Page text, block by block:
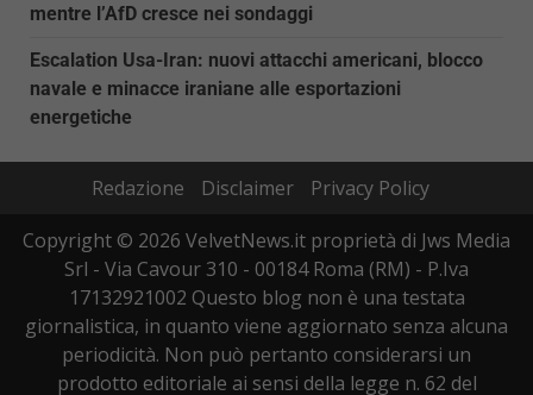
mentre l’AfD cresce nei sondaggi
Escalation Usa-Iran: nuovi attacchi americani, blocco
navale e minacce iraniane alle esportazioni
energetiche
Redazione Disclaimer
Privacy Policy
Copyright © 2026 VelvetNews.it proprietà di Jws Media
Srl - Via Cavour 310 - 00184 Roma (RM) - P.Iva
17132921002 Questo blog non è una testata
giornalistica, in quanto viene aggiornato senza alcuna
periodicità. Non può pertanto considerarsi un
prodotto editoriale ai sensi della legge n. 62 del